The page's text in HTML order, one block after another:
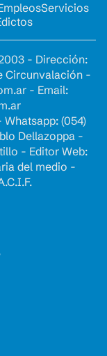
Servicios
- Dirección:
Circunvalación -
- Email:
Whatsapp: (054)
Dellazoppa -
- Editor Web:
del medio -